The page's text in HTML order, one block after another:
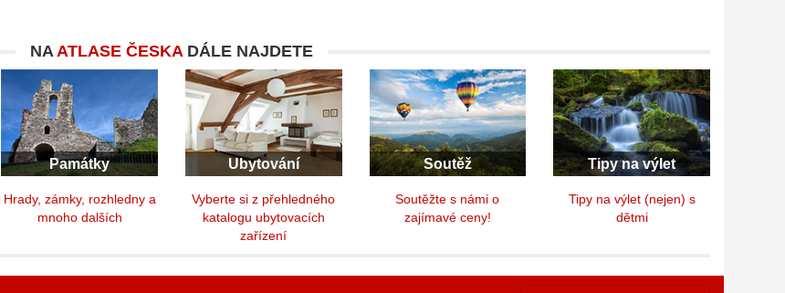
NAATLASE ČESKADÁLE NAJDETE
Památky
Hrady, zámky, rozhledny a
mnoho dalších
Ubytování
Vyberte si z přehledného
katalogu ubytovacích
zařízení
Soutěž
Soutěžte s námi o
zajímavé ceny!
Tipy na výlet
Tipy na výlet (nejen) s
dětmi